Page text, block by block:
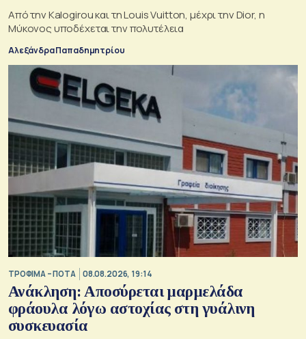
Από την Kalogirou και τη Louis Vuitton, μέχρι την Dior, η
Μύκονος υποδέχεται την πολυτέλεια
Αλεξάνδρα Παπαδημητρίου
ΤΡΟΦΙΜΑ – ΠΟΤΑ 08.08.2026, 19:14
Ανάκληση: Αποσύρεται μαρμελάδα
φράουλα λόγω αστοχίας στη γυάλινη
συσκευασία